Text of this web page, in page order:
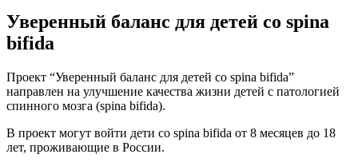
Уверенный баланс для детей со spina
bifida
Проект “Уверенный баланс для детей со spina bifida”
направлен на улучшение качества жизни детей с патологией
спинного мозга (spina bifida).
В проект могут войти дети со spina bifida от 8 месяцев до 18
лет, проживающие в России.